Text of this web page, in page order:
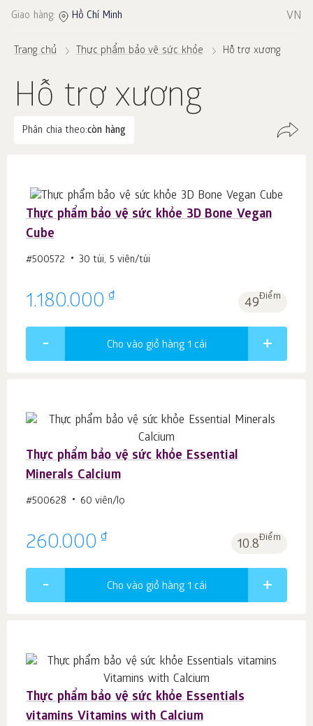
Giao hàng: Hồ Chí Minh VN
Trang chủ Thực phẩm bảo vệ sức khỏe Hỗ trợ xương
Hỗ trợ xương
Phân chia theo:còn hàng
Thực phẩm bảo vệ sức khỏe 3D Bone Vegan
Cube
#500572 30 túi, 5 viên/túi
1.180.000 ₫ 49Điểm
Cho vào giỏ hàng 1 cái
Thực phẩm bảo vệ sức khỏe Essential
Minerals Calcium
#500628 60 viên/lọ
260.000 ₫ 10.8Điểm
Cho vào giỏ hàng 1 cái
Thực phẩm bảo vệ sức khỏe Essentials
vitamins Vitamins with Calcium